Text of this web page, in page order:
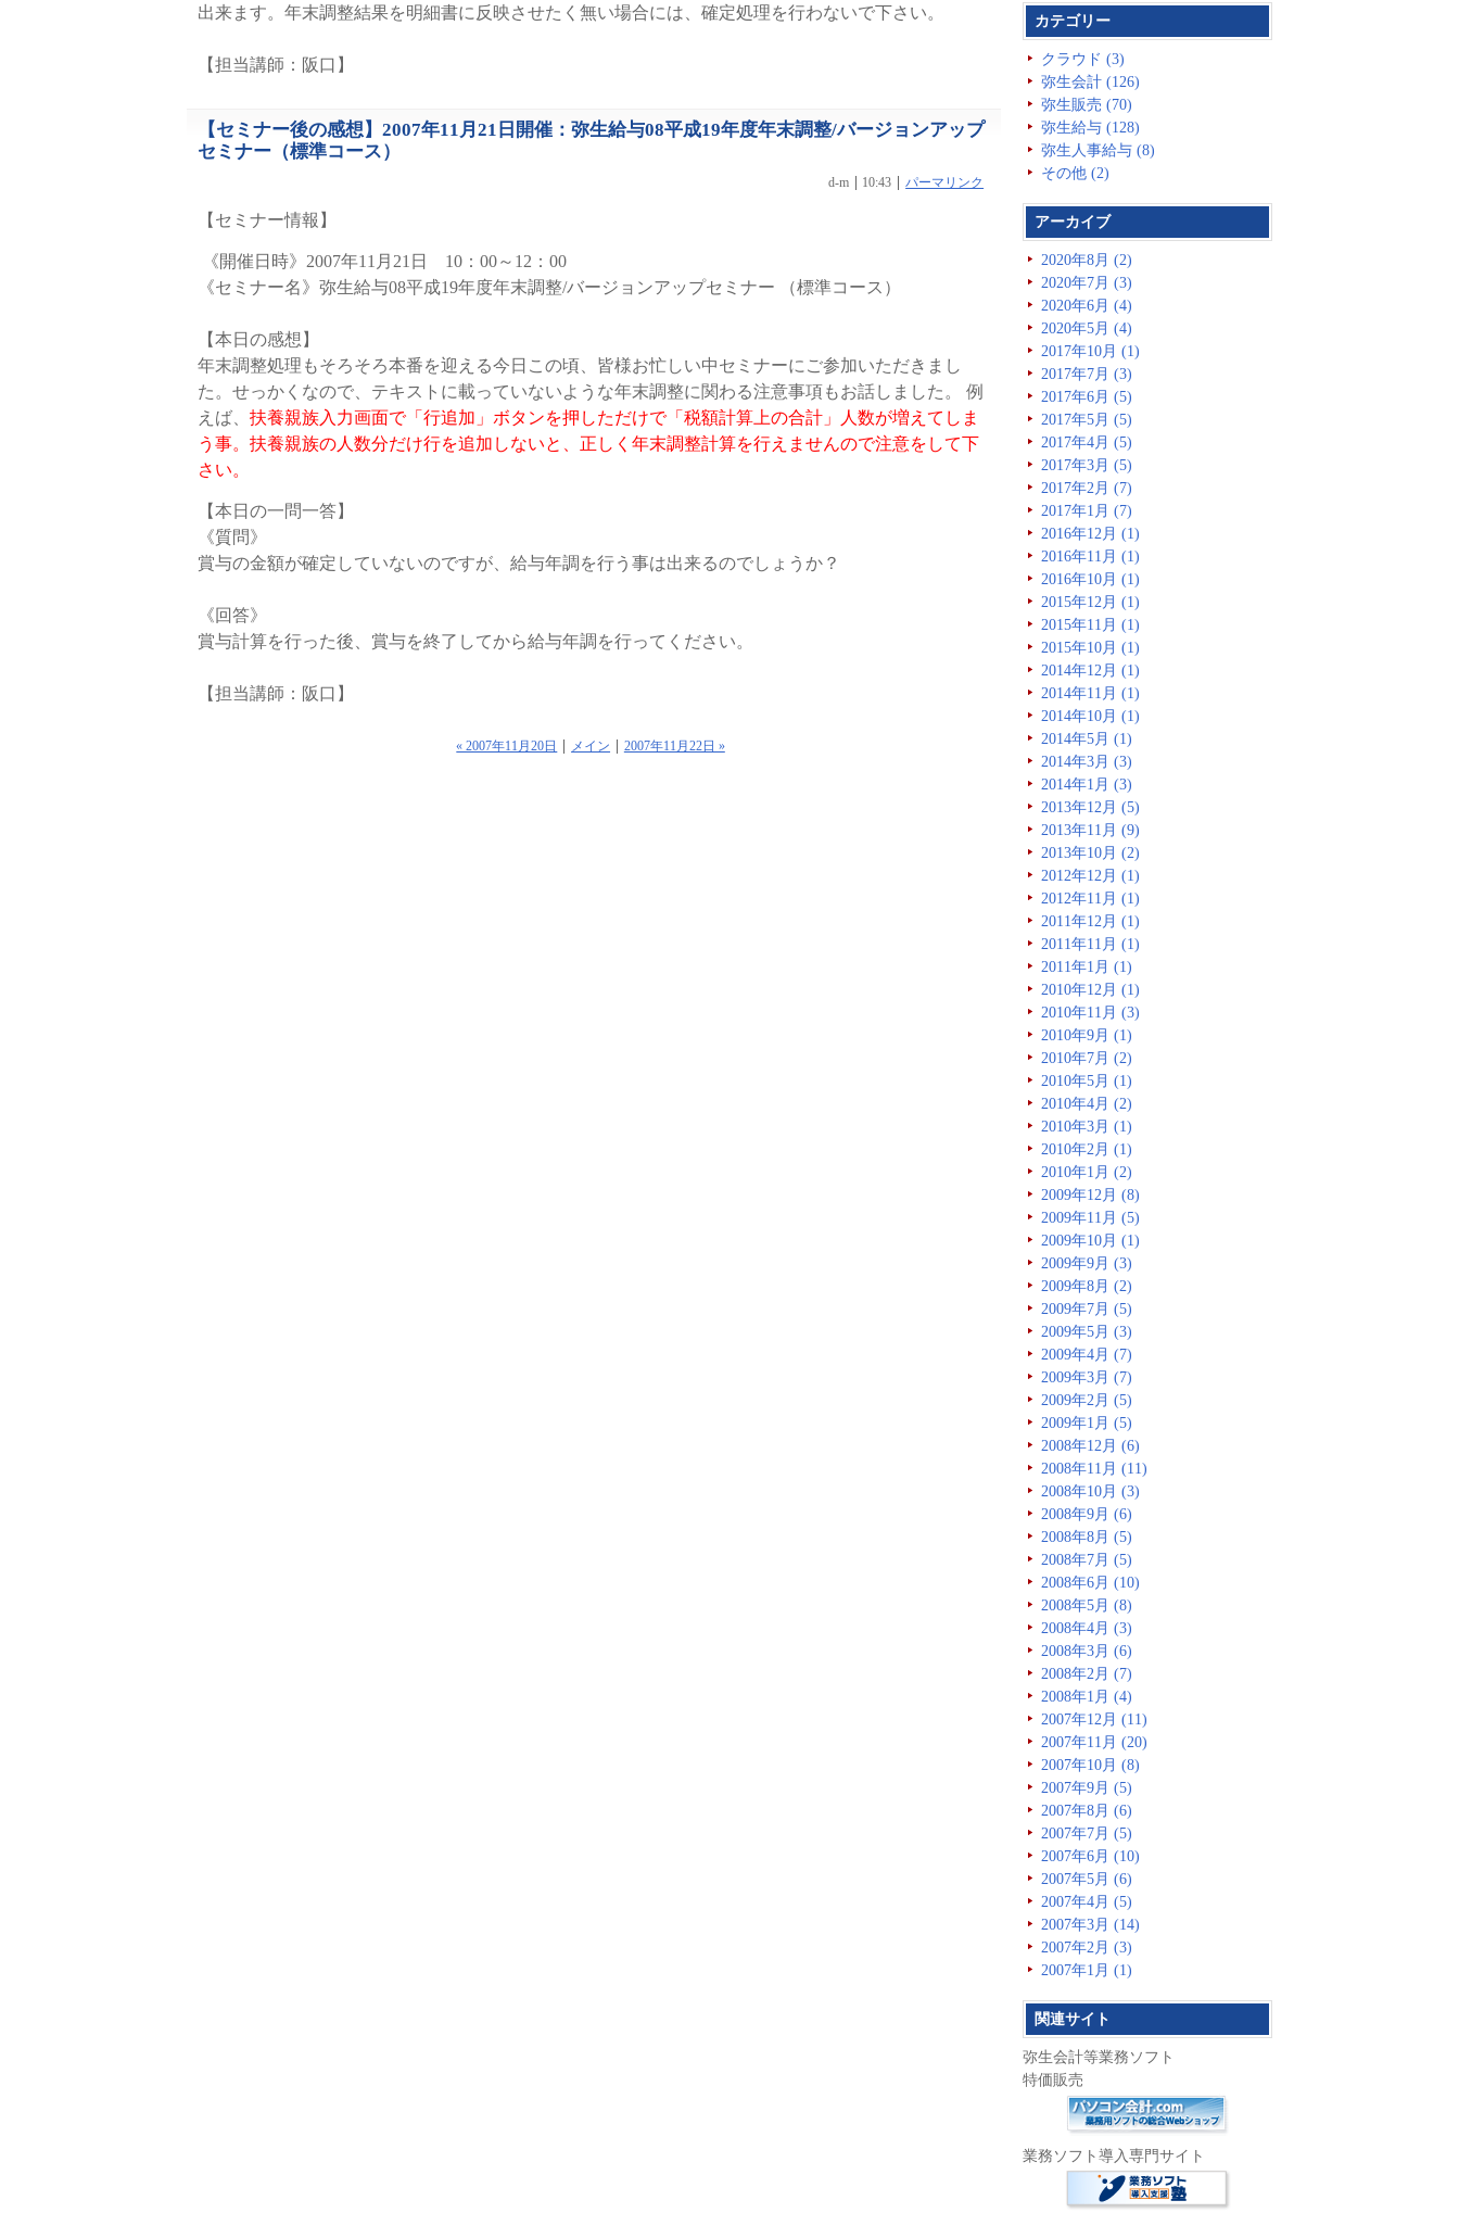
出来ます。年末調整結果を明細書に反映させたく無い場合には、確定処理を行わないで下さい。
【担当講師：阪口】
【セミナー後の感想】2007年11月21日開催：弥生給与08平成19年度年末調整/バージョンアップ
セミナー（標準コース）
d-m 10:43 パーマリンク
【セミナー情報】
《開催日時》2007年11月21日 10：00～12：00
《セミナー名》弥生給与08平成19年度年末調整/バージョンアップセミナー （標準コース）
【本日の感想】
年末調整処理もそろそろ本番を迎える今日この頃、皆様お忙しい中セミナーにご参加いただきまし
た。せっかくなので、テキストに載っていないような年末調整に関わる注意事項もお話しました。 例
えば、 扶養親族入力画面で「行追加」ボタンを押しただけで「税額計算上の合計」人数が増えてしま
う事。扶養親族の人数分だけ行を追加しないと、正しく年末調整計算を行えませんので注意をして下
さい。
【本日の一問一答】
《質問》
賞与の金額が確定していないのですが、給与年調を行う事は出来るのでしょうか？
《回答》
賞与計算を行った後、賞与を終了してから給与年調を行ってください。
【担当講師：阪口】
« 2007年11月20日 メイン 2007年11月22日 »
カテゴリー
クラウド (3)
弥生会計 (126)
弥生販売 (70)
弥生給与 (128)
弥生人事給与 (8)
その他 (2)
アーカイブ
2020年8月 (2)
2020年7月 (3)
2020年6月 (4)
2020年5月 (4)
2017年10月 (1)
2017年7月 (3)
2017年6月 (5)
2017年5月 (5)
2017年4月 (5)
2017年3月 (5)
2017年2月 (7)
2017年1月 (7)
2016年12月 (1)
2016年11月 (1)
2016年10月 (1)
2015年12月 (1)
2015年11月 (1)
2015年10月 (1)
2014年12月 (1)
2014年11月 (1)
2014年10月 (1)
2014年5月 (1)
2014年3月 (3)
2014年1月 (3)
2013年12月 (5)
2013年11月 (9)
2013年10月 (2)
2012年12月 (1)
2012年11月 (1)
2011年12月 (1)
2011年11月 (1)
2011年1月 (1)
2010年12月 (1)
2010年11月 (3)
2010年9月 (1)
2010年7月 (2)
2010年5月 (1)
2010年4月 (2)
2010年3月 (1)
2010年2月 (1)
2010年1月 (2)
2009年12月 (8)
2009年11月 (5)
2009年10月 (1)
2009年9月 (3)
2009年8月 (2)
2009年7月 (5)
2009年5月 (3)
2009年4月 (7)
2009年3月 (7)
2009年2月 (5)
2009年1月 (5)
2008年12月 (6)
2008年11月 (11)
2008年10月 (3)
2008年9月 (6)
2008年8月 (5)
2008年7月 (5)
2008年6月 (10)
2008年5月 (8)
2008年4月 (3)
2008年3月 (6)
2008年2月 (7)
2008年1月 (4)
2007年12月 (11)
2007年11月 (20)
2007年10月 (8)
2007年9月 (5)
2007年8月 (6)
2007年7月 (5)
2007年6月 (10)
2007年5月 (6)
2007年4月 (5)
2007年3月 (14)
2007年2月 (3)
2007年1月 (1)
関連サイト
弥生会計等業務ソフト
特価販売
業務ソフト導入専門サイト